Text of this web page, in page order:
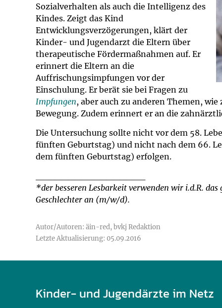
U0-Vorsorge
Sozialverhalten als auch die Intelligenz des
Kindes. Zeigt das Kind
Entwicklungsverzögerungen, klärt der
Kinder- und Jugendarzt die Eltern über
therapeutische Fördermaßnahmen auf. Er
erinnert die Eltern an die
Auffrischungsimpfungen vor der
Einschulung. Er berät sie bei Fragen zu
Impfungen, aber auch zu anderen Themen,
Bewegung. Zudem erinnert er an die
Die Untersuchung sollte nicht vor dem 58.
fünften Geburtstag) und nicht nach dem 66.
dem fünften Geburtstag) erfolgen.
*der besseren Lesbarkeit verwenden wir i.d.R.
Geschlechter an (m/w/d).
Autor/Autoren: äin-red, bvkj Redaktion
Letzte Aktualisierung: 05.09.2016
Kinder- und Jugendärzte im Netz